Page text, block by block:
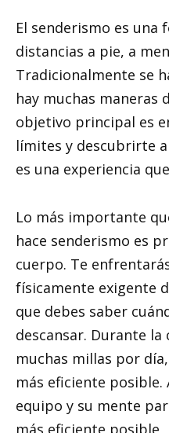
El senderismo es
distancias a pie, a
Tradicionalmente se
hay muchas maneras
objetivo principal es
límites y descubrirte
es una experiencia
Lo más importante
hace senderismo es
cuerpo. Te
físicamente exigente
que debes saber
descansar. Durante
muchas millas por
más eficiente posible.
equipo y su mente
más eficiente